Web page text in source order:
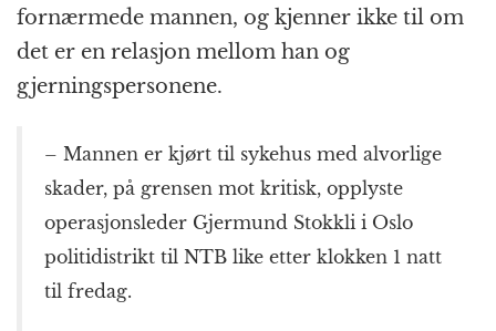
fornærmede mannen, og kjenner ikke til om
det er en relasjon mellom han og
gjerningspersonene.
– Mannen er kjørt til sykehus med alvorlige
skader, på grensen mot kritisk, opplyste
operasjonsleder Gjermund Stokkli i Oslo
politidistrikt til NTB like etter klokken 1 natt
til fredag.